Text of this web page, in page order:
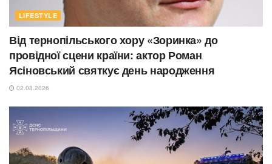
LIFESTYLE
Від тернопільського хору «Зоринка» до
провідної сцени країни: актор Роман
Ясіновський святкує день народження
02.08.2026